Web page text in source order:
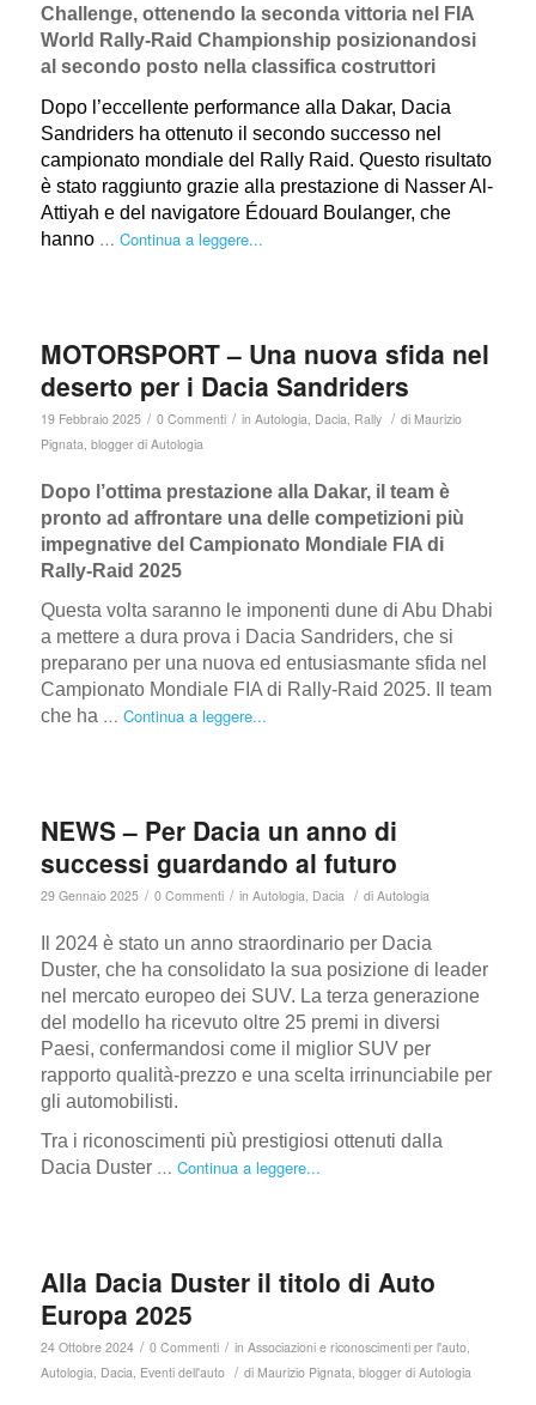
Challenge, ottenendo la seconda vittoria nel FIA
World Rally-Raid Championship posizionandosi
al secondo posto nella classifica costruttori
Dopo l’eccellente performance alla Dakar, Dacia
Sandriders ha ottenuto il secondo successo nel
campionato mondiale del Rally Raid. Questo risultato
è stato raggiunto grazie alla prestazione di Nasser Al-
Attiyah e del navigatore Édouard Boulanger, che
hanno … Continua a leggere...
MOTORSPORT – Una nuova sfida nel
deserto per i Dacia Sandriders
19 Febbraio 2025 / 0 Commenti / in Autologia Dacia Rally / di Maurizio
Pignata, blogger di Autologia
Dopo l’ottima prestazione alla Dakar, il team è
pronto ad affrontare una delle competizioni più
impegnative del Campionato Mondiale FIA di
Rally-Raid 2025
Questa volta saranno le imponenti dune di Abu Dhabi
a mettere a dura prova i Dacia Sandriders, che si
preparano per una nuova ed entusiasmante sfida nel
Campionato Mondiale FIA di Rally-Raid 2025. Il team
che ha … Continua a leggere...
NEWS – Per Dacia un anno di
successi guardando al futuro
29 Gennaio 2025 / 0 Commenti / in Autologia Dacia / di Autologia
Il 2024 è stato un anno straordinario per Dacia
Duster, che ha consolidato la sua posizione di leader
nel mercato europeo dei SUV. La terza generazione
del modello ha ricevuto oltre 25 premi in diversi
Paesi, confermandosi come il miglior SUV per
rapporto qualità-prezzo e una scelta irrinunciabile per
gli automobilisti.
Tra i riconoscimenti più prestigiosi ottenuti dalla
Dacia Duster … Continua a leggere...
Alla Dacia Duster il titolo di Auto
Europa 2025
24 Ottobre 2024 / 0 Commenti / in Associazioni e riconoscimenti per l'auto,
Autologia Dacia Eventi dell'auto / di Maurizio Pignata, blogger di Autologia